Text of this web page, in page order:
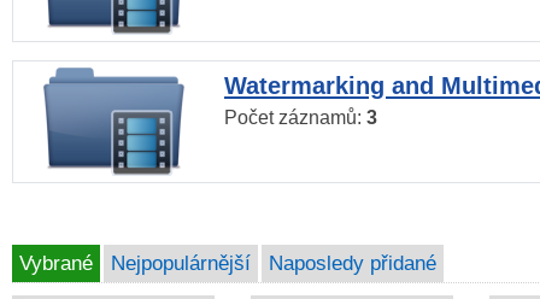
Watermarking and
Počet záznamů: 3
Vybrané Nejpopulárnější Naposledy přidané